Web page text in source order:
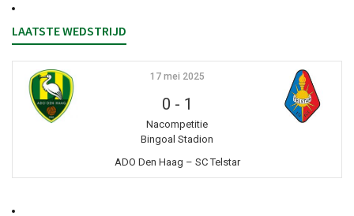
LAATSTE WEDSTRIJD
17 mei 2025
0 - 1
Nacompetitie
Bingoal Stadion
ADO Den Haag – SC Telstar